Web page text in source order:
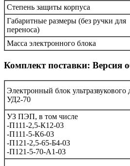
Степень защиты корпуса
Габаритные размеры (без ручки для
переноса)
Масса электронного блока
Комплект поставки: Версия
Электронный блок ультразвукового
УД2-70
УЗ ПЭП, в том числе
-П111-2,5-К12-03
-П111-5-К6-03
-П121-2,5-65-Б4-03
-П121-5-70-А1-03